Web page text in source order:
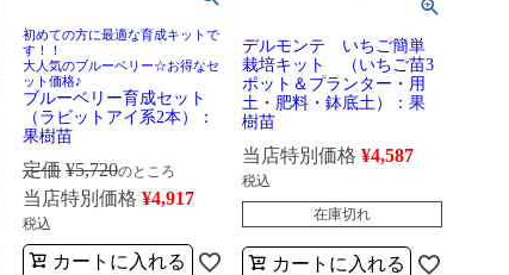
初めての方に最適な育成キットで
す！！
大人気のブルーベリー☆お得なセ
ット価格♪
ブルーベリー育成セット
（ラビットアイ系2本）：
果樹苗
定価 ¥5,720のところ
当店特別価格 ¥4,917
税込
カートに入れる
デルモンテ いちご簡単
栽培キット （いちご苗3
ポット＆プランター・用
土・肥料・鉢底土）：果
樹苗
当店特別価格 ¥4,587
税込
在庫切れ
カートに入れる